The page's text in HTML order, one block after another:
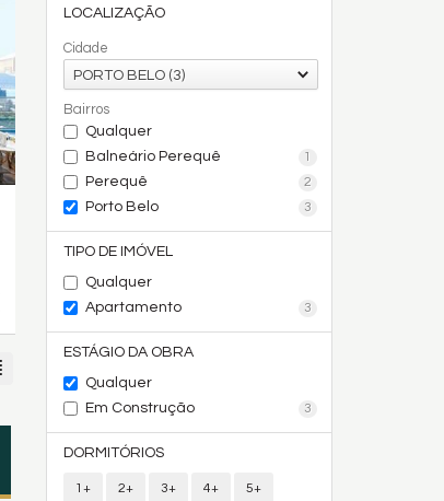
LOCALIZAÇÃO
Cidade
PORTO BELO (3)
Bairros
Qualquer
Balneário Perequê
1
Perequê 2
Porto Belo 3
TIPO DE IMÓVEL
Qualquer
Apartamento
3
ESTÁGIO DA OBRA
Qualquer
Em Construção
3
DORMITÓRIOS
1+ 2+ 3+ 4+ 5+